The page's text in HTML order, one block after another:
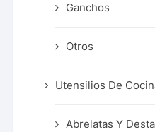
Ganchos
Otros
Utensilios De
Abrelatas Y